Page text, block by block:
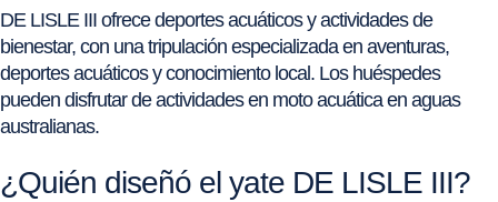
DE LISLE III ofrece deportes acuáticos y actividades de
bienestar, con una tripulación especializada en aventuras,
deportes acuáticos y conocimiento local. Los huéspedes
pueden disfrutar de actividades en moto acuática en aguas
australianas.
¿Quién diseñó el yate DE LISLE III?